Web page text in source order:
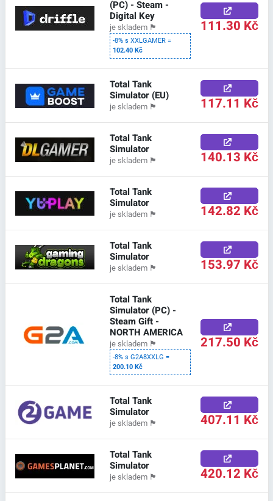
(PC) - Steam -
Digital Key
je skladem 🏴
-8% s XXLGAMER =
102.40 Kč
111.30 Kč
Total Tank
Simulator (EU)
je skladem 🏴 117.11 Kč
Total Tank
Simulator
je skladem 🏴 140.13 Kč
Total Tank
Simulator
je skladem 🏴 142.82 Kč
Total Tank
Simulator
je skladem 🏴 153.97 Kč
Total Tank
Simulator (PC) -
Steam Gift -
NORTH AMERICA
je skladem 🏴
-8% s G2A8XXLG =
200.10 Kč
217.50 Kč
Total Tank
Simulator
je skladem 🏴 407.11 Kč
Total Tank
Simulator
je skladem 🏴 420.12 Kč